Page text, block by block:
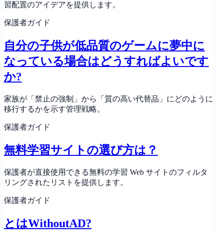
習配置のアイデアを提供します。
保護者ガイド
自分の子供が低品質のゲームに夢中に
なっている場合はどうすればよいです
か?
家族が「禁止の強制」から「質の高い代替品」にどのように
移行するかを示す管理戦略。
保護者ガイド
無料学習サイトの選び方は？
保護者が直接使用できる無料の学習 Web サイトのフィルタ
リングされたリストを提供します。
保護者ガイド
とはWithoutAD?